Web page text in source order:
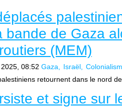
bande de Gaza
(MEM)
08:52 Gaza Israël
retournent dans le nord
et signe sur